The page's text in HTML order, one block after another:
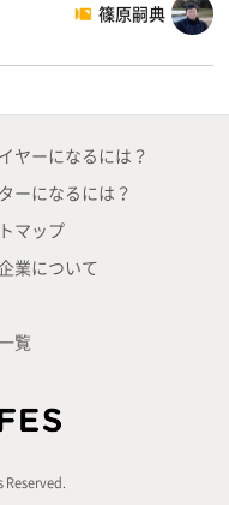
篠原嗣典
ヤーになるには？
ーになるには？
マップ
業について
覧
Reserved.